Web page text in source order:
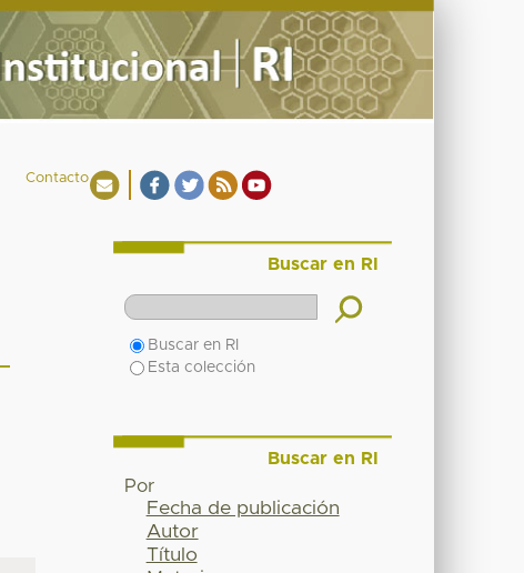
Contacto
Buscar en RI
Buscar en RI
Esta colección
Buscar en RI
Por
Fecha de publicación
Autor
Título